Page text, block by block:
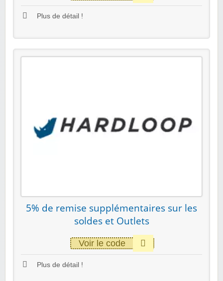
Plus de détail !
5% de remise supplémentaires sur les
soldes et Outlets
Voir le code
Plus de détail !